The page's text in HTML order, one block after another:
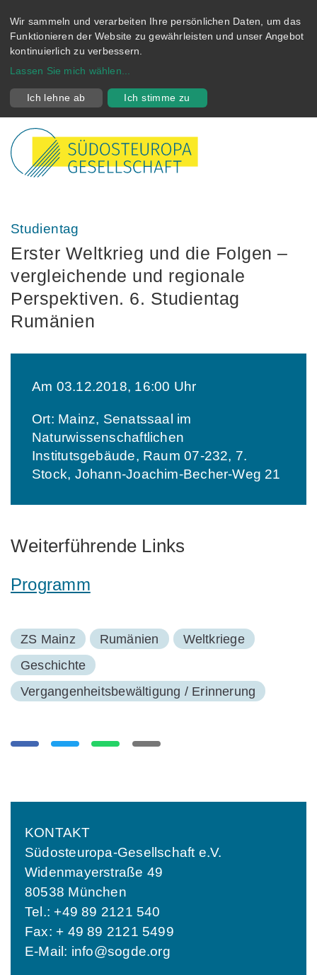
Wir sammeln und verarbeiten Ihre persönlichen Daten, um das
Funktionieren der Website zu gewährleisten und unser Angebot
kontinuierlich zu verbessern.
Lassen Sie mich wählen
Ich lehne ab Ich stimme zu
Studientag
Erster Weltkrieg und die Folgen –
vergleichende und regionale
Perspektiven. 6. Studientag
Rumänien
Am 03.12.2018, 16:00 Uhr
Ort: Mainz, Senatssaal im
Naturwissenschaftlichen
Institutsgebäude, Raum 07-232, 7.
Stock, Johann-Joachim-Becher-Weg 21
Weiterführende Links
Programm
ZS Mainz Rumänien
Weltkriege
Geschichte
Vergangenheitsbewältigung / Erinnerung
KONTAKT
Südosteuropa-Gesellschaft e.V.
Widenmayerstraße 49
80538 München
Tel.: +49 89 2121 540
Fax: + 49 89 2121 5499
E-Mail: info@sogde.org